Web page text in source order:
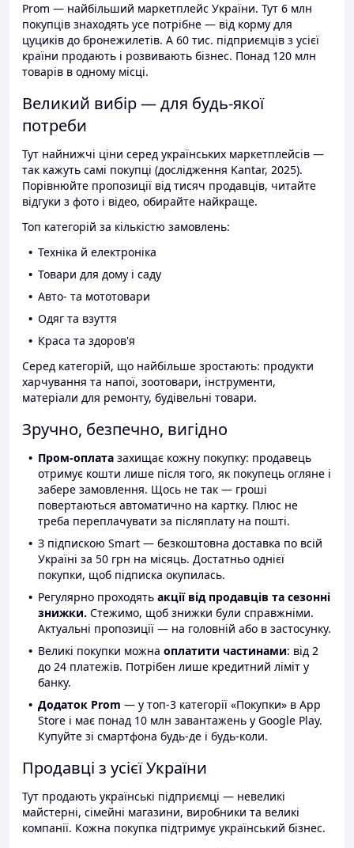
Prom — найбільший маркетплейс України. Тут 6 млн
покупців знаходять усе потрібне — від корму для
цуциків до бронежилетів. А 60 тис. підприємців з усієї
країни продають і розвивають бізнес. Понад 120 млн
товарів в одному місці.
Великий вибір — для будь-якої
потреби
Тут найнижчі ціни серед українських маркетплейсів —
так кажуть самі покупці (дослідження Kantar, 2025).
Порівнюйте пропозиції від тисяч продавців, читайте
відгуки з фото і відео, обирайте найкраще.
Топ категорій за кількістю замовлень:
Техніка й електроніка
Товари для дому і саду
Авто- та мототовари
Одяг та взуття
Краса та здоров'я
Серед категорій, що найбільше зростають: продукти
харчування та напої, зоотовари, інструменти,
матеріали для ремонту, будівельні товари.
Зручно, безпечно, вигідно
Пром-оплата захищає кожну покупку: продавець
отримує кошти лише після того, як покупець огляне і
забере замовлення. Щось не так — гроші
повертаються автоматично на картку. Плюс не
треба переплачувати за післяплату на пошті.
З підпискою Smart — безкоштовна доставка по всій
Україні за 50 грн на місяць. Достатньо однієї
покупки, щоб підписка окупилась.
Регулярно проходять акції від продавців та сезонні
знижки. Стежимо, щоб знижки були справжніми.
Актуальні пропозиції — на головній або в застосунку.
Великі покупки можна оплатити частинами: від 2
до 24 платежів. Потрібен лише кредитний ліміт у
банку.
Додаток Prom — у топ-3 категорії «Покупки» в App
Store і має понад 10 млн завантажень у Google Play.
Купуйте зі смартфона будь-де і будь-коли.
Продавці з усієї України
Тут продають українські підприємці — невеликі
майстерні, сімейні магазини, виробники та великі
компанії. Кожна покупка підтримує український бізнес.